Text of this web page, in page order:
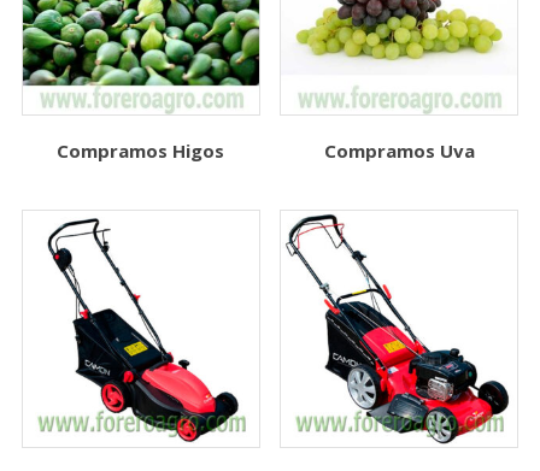
Compramos Higos Compramos Uva